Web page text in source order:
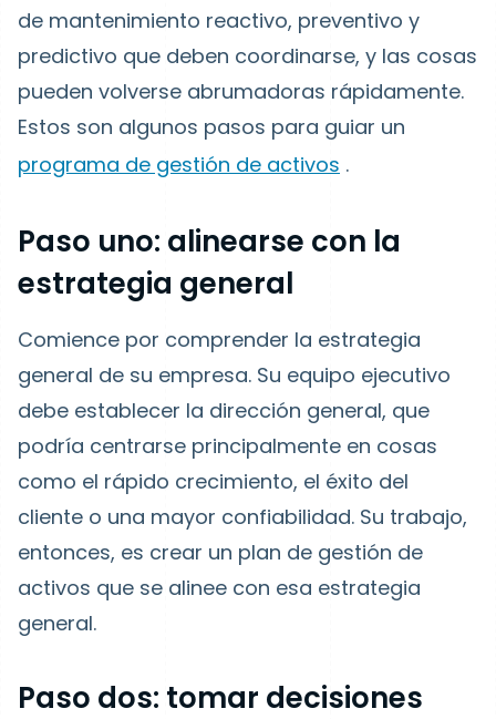
de mantenimiento reactivo, preventivo y
predictivo que deben coordinarse, y las cosas
pueden volverse abrumadoras rápidamente.
Estos son algunos pasos para guiar un
programa de gestión de activos .
Paso uno: alinearse con la
estrategia general
Comience por comprender la estrategia
general de su empresa. Su equipo ejecutivo
debe establecer la dirección general, que
podría centrarse principalmente en cosas
como el rápido crecimiento, el éxito del
cliente o una mayor confiabilidad. Su trabajo,
entonces, es crear un plan de gestión de
activos que se alinee con esa estrategia
general.
Paso dos: tomar decisiones